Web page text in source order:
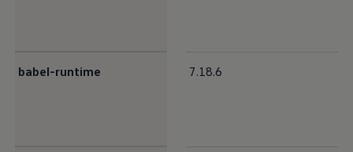
babel-runtime 7.18.6